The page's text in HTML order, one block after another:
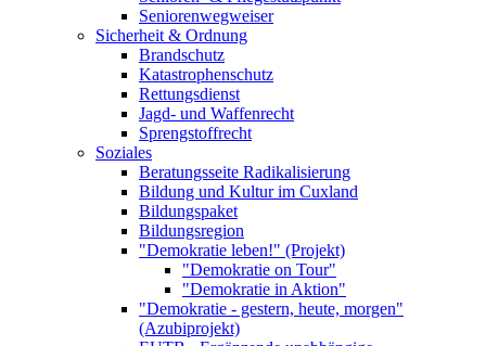
Seniorenwegweiser
Sicherheit & Ordnung
Brandschutz
Katastrophenschutz
Rettungsdienst
Jagd- und Waffenrecht
Sprengstoffrecht
Soziales
Beratungsseite Radikalisierung
Bildung und Kultur im Cuxland
Bildungspaket
Bildungsregion
"Demokratie leben!" (Projekt)
"Demokratie on Tour"
"Demokratie in Aktion"
"Demokratie - gestern, heute, morgen"
(Azubiprojekt)